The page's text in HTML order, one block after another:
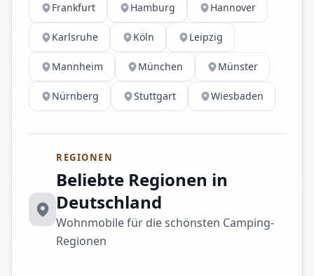
Frankfurt Hamburg Hannover
Karlsruhe Köln Leipzig
Mannheim München Münster
Nürnberg Stuttgart Wiesbaden
REGIONEN
Beliebte Regionen in
Deutschland
Wohnmobile für die schönsten Camping-
Regionen